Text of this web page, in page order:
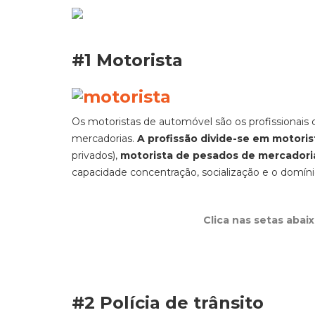
#1 Motorista
Os motoristas de automóvel são os
mercadorias. A profissão divide-se em
privados), motorista de pesados de
capacidade concentração, socialização e o
Clica nas setas
#2 Polícia de trânsito